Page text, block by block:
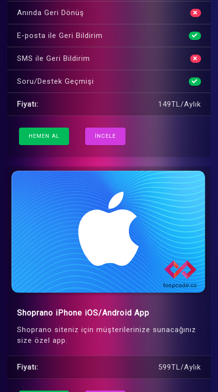
Anında Geri Dönüş
E-posta ile Geri Bildirim
SMS ile Geri Bildirim
Soru/Destek Geçmişi
Fiyatı: 149TL/Aylık
HEMEN AL İNCELE
Shoprano iPhone iOS/Android App
Shoprano siteniz için müşterilerinize sunacağınız
size özel app.
Fiyatı: 599TL/Aylık